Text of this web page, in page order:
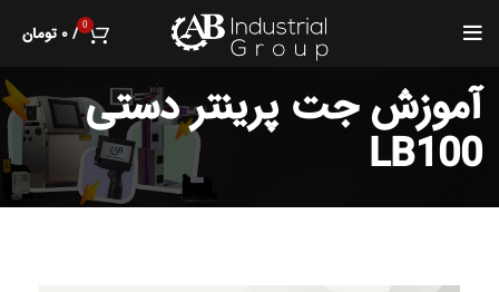
0
/۰ تومان
آموزش جت پرینتر دستی
LB100